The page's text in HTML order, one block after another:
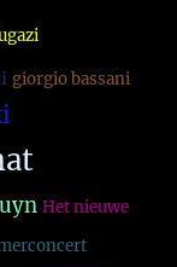
giorgio bassani
Het nieuwe